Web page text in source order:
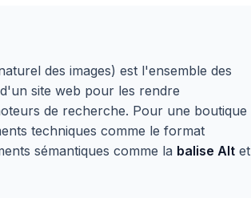
des images) est l'ensemble des
site web pour les rendre
de recherche. Pour une boutique
techniques comme le format
sémantiques comme la balise Alt et